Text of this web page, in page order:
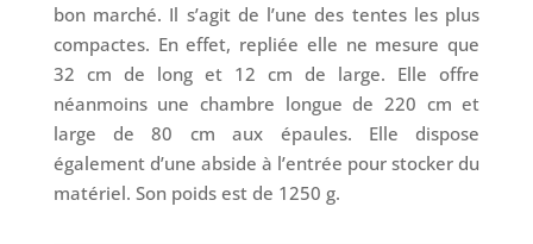
bon marché. Il s’agit de l’une des tentes les plus
compactes. En effet, repliée elle ne mesure que
32 cm de long et 12 cm de large. Elle offre
néanmoins une chambre longue de 220 cm et
large de 80 cm aux épaules. Elle dispose
également d’une abside à l’entrée pour stocker du
matériel. Son poids est de 1250 g.